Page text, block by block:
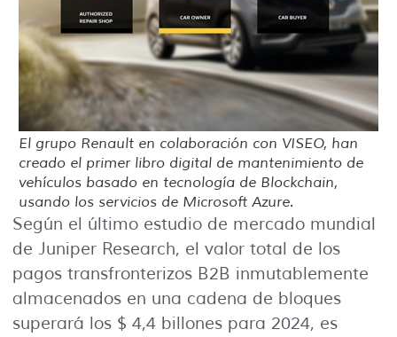
El grupo Renault en colaboración con VISEO, han
creado el primer libro digital de mantenimiento de
vehículos basado en tecnología de Blockchain,
usando los servicios de Microsoft Azure.
Según el último estudio de mercado mundial
de Juniper Research, el valor total de los
pagos transfronterizos B2B inmutablemente
almacenados en una cadena de bloques
superará los $ 4,4 billones para 2024, es